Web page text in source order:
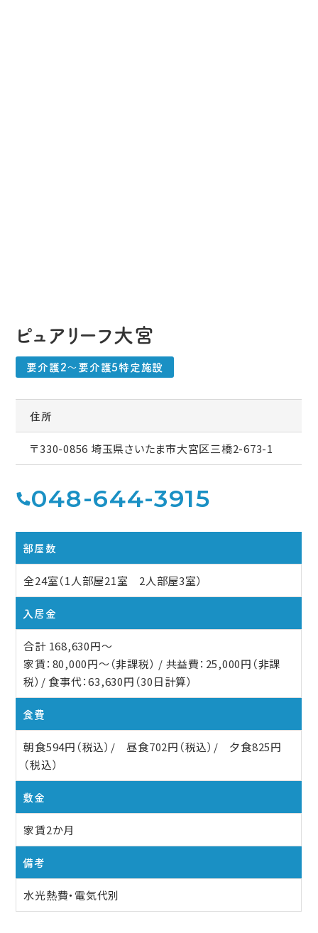
ピュアリーフ大宮
要介護2〜要介護5特定施設
住所
〒330-0856 埼玉県さいたま市大宮区三橋2-673-1
048-644-3915
部屋数
全24室（1人部屋21室 2人部屋3室）
入居金
合計 168,630円〜
家賃：80,000円〜（非課税） / 共益費：25,000円（非課
税）/ 食事代：63,630円（30日計算）
食費
朝食594円（税込）/ 昼食702円（税込）/ 夕食825円
（税込）
敷金
家賃2か月
備考
水光熱費・電気代別